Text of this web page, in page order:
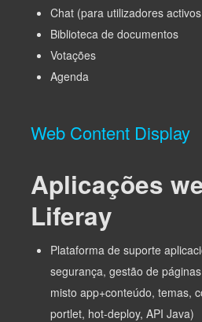
Chat (para utilizadores
Biblioteca de documentos
Votações
Agenda
Web Content Display
Aplicações
Liferay
Plataforma de suporte
segurança, gestão de
misto app+conteúdo, temas,
portlet, hot-deploy, API Java)